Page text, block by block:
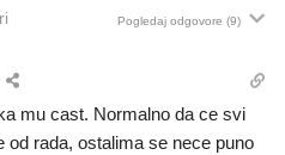
Pogledaj odgovore (9)
mu cast. Normalno da ce svi
od rada, ostalima se nece puno